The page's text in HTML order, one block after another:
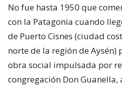
No fue hasta 1950 que
con la Patagonia cuando
de Puerto Cisnes (ciudad
norte de la región de Aysén)
obra social impulsada por
congregación Don